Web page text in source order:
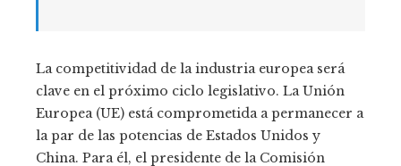
La competitividad de la industria europea será
clave en el próximo ciclo legislativo. La Unión
Europea (UE) está comprometida a permanecer a
la par de las potencias de Estados Unidos y
China. Para él, el presidente de la Comisión